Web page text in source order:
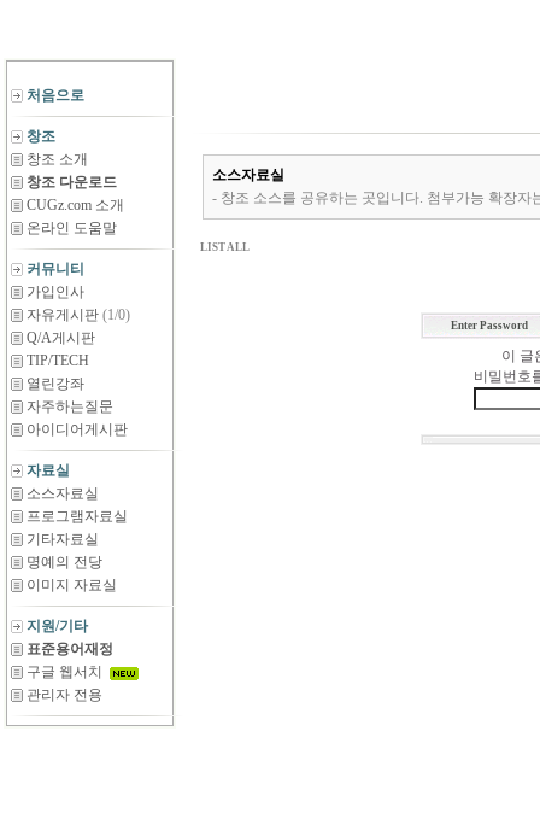
처음으로
창조
창조 소개
창조 다운로드
CUGz.com 소개
온라인 도움말
커뮤니티
가입인사
자유게시판 (1/0)
Q/A게시판
TIP/TECH
열린강좌
자주하는질문
아이디어게시판
자료실
소스자료실
프로그램자료실
기타자료실
명예의 전당
이미지 자료실
지원/기타
표준용어재정
구글 웹서치
관리자 전용
소스자료실
- 창조 소스를 공유하는 곳입니다. 첨부가능 확장자
LIST ALL
Enter Password
이 글
비밀번호